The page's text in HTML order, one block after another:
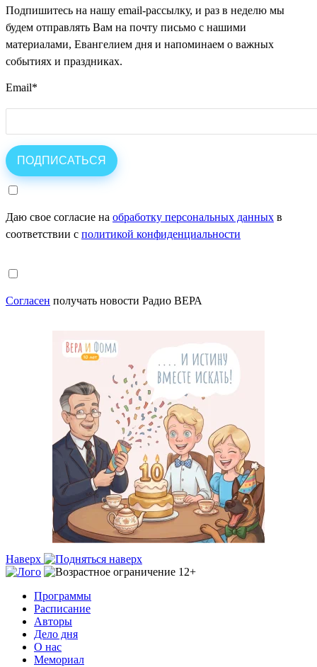
Подпишитесь на нашу email-рассылку, и раз в неделю мы
будем отправлять Вам на почту письмо с нашими
материалами, Евангелием дня и напоминаем о важных
событиях и праздниках.
Email*
Даю свое согласие на обработку персональных данных в
соответствии с политикой конфиденциальности
Согласен получать новости Радио ВЕРА
Наверх
Программы
Расписание
Авторы
Дело дня
О нас
Мемориал